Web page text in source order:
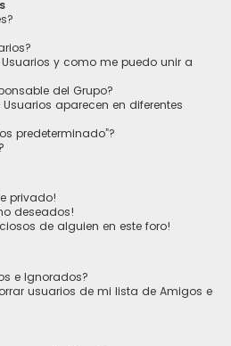
y como me puedo unir a
del Grupo?
aparecen en diferentes
predeterminado”?
privado!
deseados!
de alguien en este foro!
e Ignorados?
usuarios de mi lista de Amigos e